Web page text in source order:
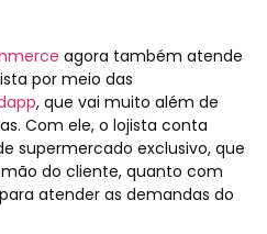
agora também atende
por meio das
, que vai muito além de
Com ele, o lojista conta
supermercado exclusivo, que
do cliente, quanto com
atender as demandas do